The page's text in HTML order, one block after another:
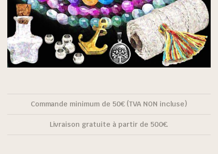
Commande minimum de 50€ (TVA NON incluse)
Livraison gratuite à partir de 500€.